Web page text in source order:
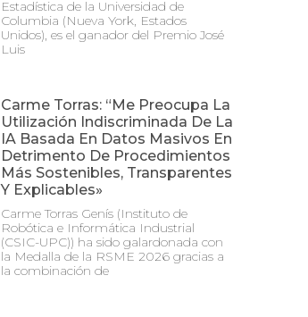
Estadística de la Universidad de
Columbia (Nueva York, Estados
Unidos), es el ganador del Premio José
Luis
Carme Torras: “Me Preocupa La
Utilización Indiscriminada De La
IA Basada En Datos Masivos En
Detrimento De Procedimientos
Más Sostenibles, Transparentes
Y Explicables»
Carme Torras Genís (Instituto de
Robótica e Informática Industrial
(CSIC-UPC)) ha sido galardonada con
la Medalla de la RSME 2026 gracias a
la combinación de